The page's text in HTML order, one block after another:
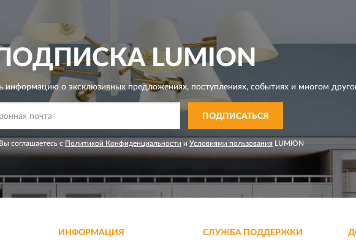
LUMION
информацию о эксклюзивных предложениях,поступлениях, событиях и многом
ПОДПИСАТЬСЯ
соглашаетесь с Политикой Конфиденциальности и Условиями пользования LUMION
ИНФОРМАЦИЯ СЛУЖБА ПОДДЕРЖКИ